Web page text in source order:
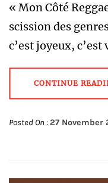
« Mon Côté
scission des
c’est joyeux, c’est
CONTINUE
Posted On :27 November